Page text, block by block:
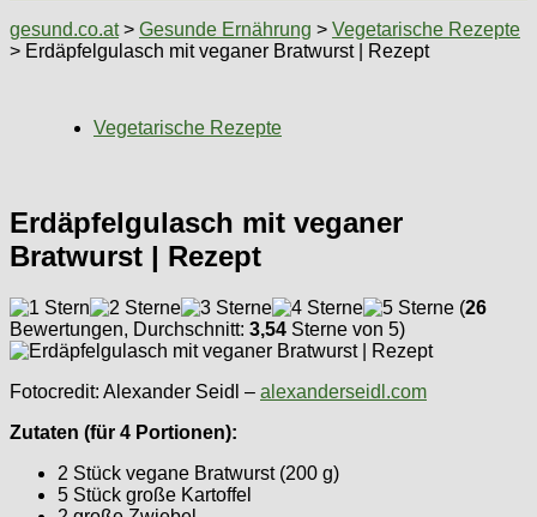
gesund.co.at> Gesunde Ernährung > Vegetarische Rezepte
> Erdäpfelgulasch mit veganer Bratwurst | Rezept
Vegetarische Rezepte
Erdäpfelgulasch mit veganer
Bratwurst | Rezept
(26
Bewertungen, Durchschnitt: 3,54 Sterne von 5)
Fotocredit: Alexander Seidl – alexanderseidl.com
Zutaten (für 4 Portionen):
2 Stück vegane Bratwurst (200 g)
5 Stück große Kartoffel